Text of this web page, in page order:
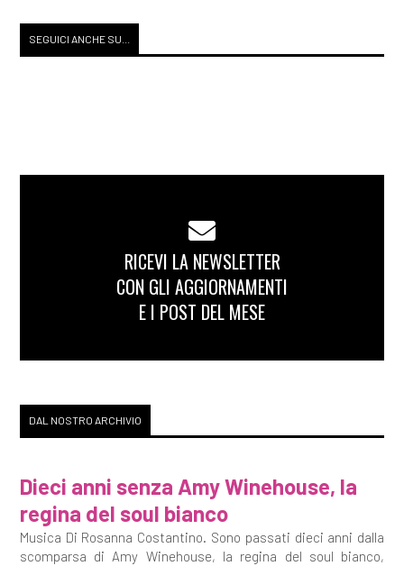
SEGUICI ANCHE SU...
RICEVI LA NEWSLETTER
CON GLI AGGIORNAMENTI
E I POST DEL MESE
DAL NOSTRO ARCHIVIO
Dieci anni senza Amy Winehouse, la
regina del soul bianco
Musica Di Rosanna Costantino. Sono passati dieci anni dalla
scomparsa di Amy Winehouse, la regina del soul bianco,